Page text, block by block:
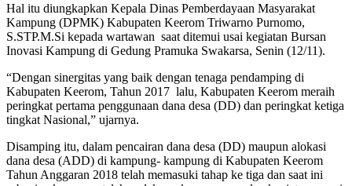
Hal itu diungkapkan Kepala Dinas Pemberdayaan Masyarakat
Kampung (DPMK) Kabupaten Keerom Triwarno Purnomo,
S.STP.M.Si kepada wartawan saat ditemui usai kegiatan Bursan
Inovasi Kampung di Gedung Pramuka Swakarsa, Senin (12/11).
“Dengan sinergitas yang baik dengan tenaga pendamping di
Kabupaten Keerom, Tahun 2017 lalu, Kabupaten Keerom meraih
peringkat pertama penggunaan dana desa (DD) dan peringkat ketiga
tingkat Nasional,” ujarnya.
Disamping itu, dalam pencairan dana desa (DD) maupun alokasi
dana desa (ADD) di kampung- kampung di Kabupaten Keerom
Tahun Anggaran 2018 telah memasuki tahap ke tiga dan saat ini